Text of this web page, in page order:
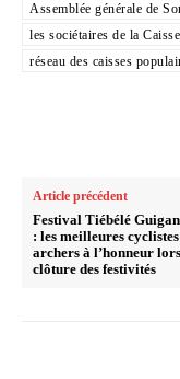
Assemblée générale de
les sociétaires de la
réseau des caisses
Article précédent
Festival Tiébélé
: les meilleures
archers à l’honneur
clôture des festivités